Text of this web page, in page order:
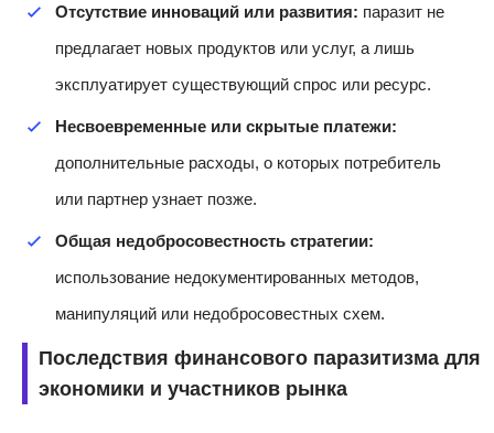
Отсутствие инноваций или развития: паразит не
предлагает новых продуктов или услуг, а лишь
эксплуатирует существующий спрос или ресурс.
Несвоевременные или скрытые платежи:
дополнительные расходы, о которых потребитель
или партнер узнает позже.
Общая недобросовестность стратегии:
использование недокументированных методов,
манипуляций или недобросовестных схем.
Последствия финансового паразитизма для
экономики и участников рынка